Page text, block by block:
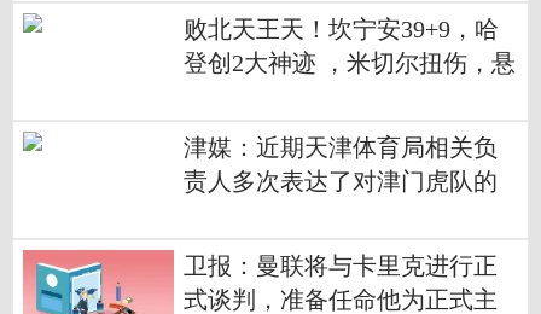
败北天王天！坎宁安39+9，哈
登创2大神迹 ，米切尔扭伤，悬
津媒：近期天津体育局相关负
责人多次表达了对津门虎队的
卫报：曼联将与卡里克进行正
式谈判，准备任命他为正式主